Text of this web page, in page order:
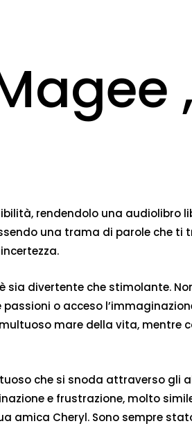
,
rendendolo una audiolibro
una trama di parole che
sia divertente che stimolante.
o acceso
mare della vita, mentre
che si snoda attraverso gli
e frustrazione, molto
amica Cheryl. Sono sempre